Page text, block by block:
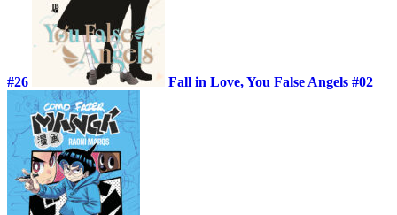
#26 Fall in Love, You False Angels #02